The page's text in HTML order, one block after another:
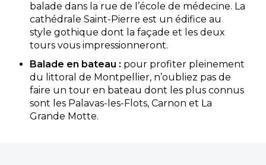
balade dans la rue de l’école de médecine. La
cathédrale Saint-Pierre est un édifice au
style gothique dont la façade et les deux
tours vous impressionneront.
Balade en bateau : pour profiter pleinement
du littoral de Montpellier, n’oubliez pas de
faire un tour en bateau dont les plus connus
sont les Palavas-les-Flots, Carnon et La
Grande Motte.